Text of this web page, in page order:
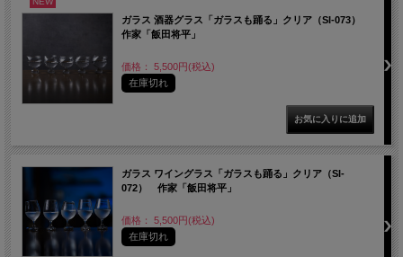
ガラス 酒器グラス「ガラスも踊る」クリア（SI-073）
作家「飯田将平」
価格： 5,500円(税込)
在庫切れ
ガラス ワイングラス「ガラスも踊る」クリア（SI-
072） 作家「飯田将平」
価格： 5,500円(税込)
在庫切れ